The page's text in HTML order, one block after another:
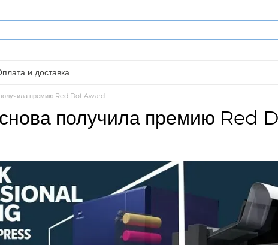
и доставка
премию Red Dot Award
получила премию Red